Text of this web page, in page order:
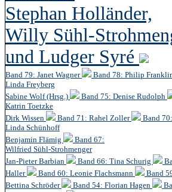
Stephan Holländer,
Willy Sühl-
und Ludger Syré
Band 79: Janet Wagner Band 78: Philip
Linda Freyberg
Sabine Wolf (Hrsg.)
Band 75: Denise Rudolph
Katrin Toetzke
Dirk Wissen
Band 71: Rahel Zoller Band
Linda Schünhoff
Benjamin Flämig
Band 67:
Wilfried Sühl-Strohmenger
Jan-Pieter Barbian
Band 66: Tina Schurig
Haller
Band 60: Leonie Flachsmann Band
Bettina Schröder
Band 54: Florian Hagen